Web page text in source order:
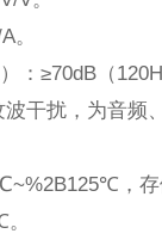
。
：≥70dB（
干扰，为音频
，存